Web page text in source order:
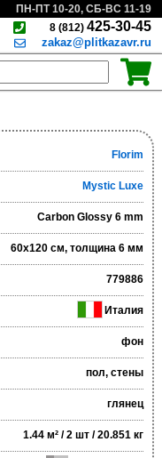
ПН-ПТ 10-20, СБ-ВС 11-19
8 (812) 425-30-45
zakaz@plitkazavr.ru
Florim
Mystic Luxe
Carbon Glossy 6 mm
60x120 см, толщина 6 мм
779886
Италия
фон
пол, стены
глянец
1.44 м² / 2 шт / 20.851 кг